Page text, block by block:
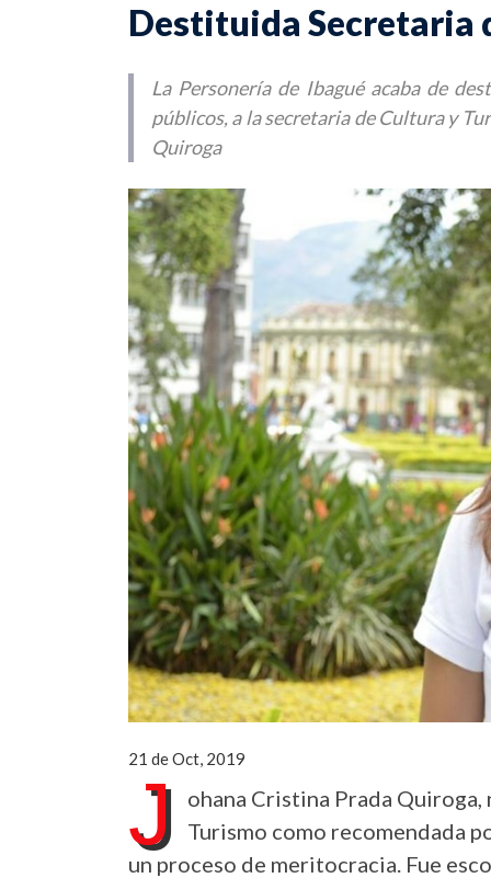
Destituida Secretaria
La Personería de Ibagué acaba de
públicos, a la secretaria de Cultura y
Quiroga
21 de Oct, 2019
J
ohana Cristina Prada
Turismo como recomendada
un proceso de meritocracia. Fue